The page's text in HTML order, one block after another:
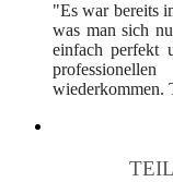
"Es war bereits
was man sich
einfach perfekt
wiederkommen.